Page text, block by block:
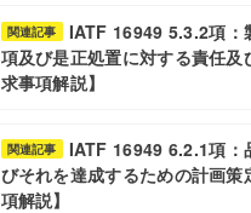
関連記事
IATF 16949 5.3.2項：
項及び是正処置に対する責任及
求事項解説】
関連記事
IATF 16949 6.2.1項：
びそれを達成するための計画策
項解説】